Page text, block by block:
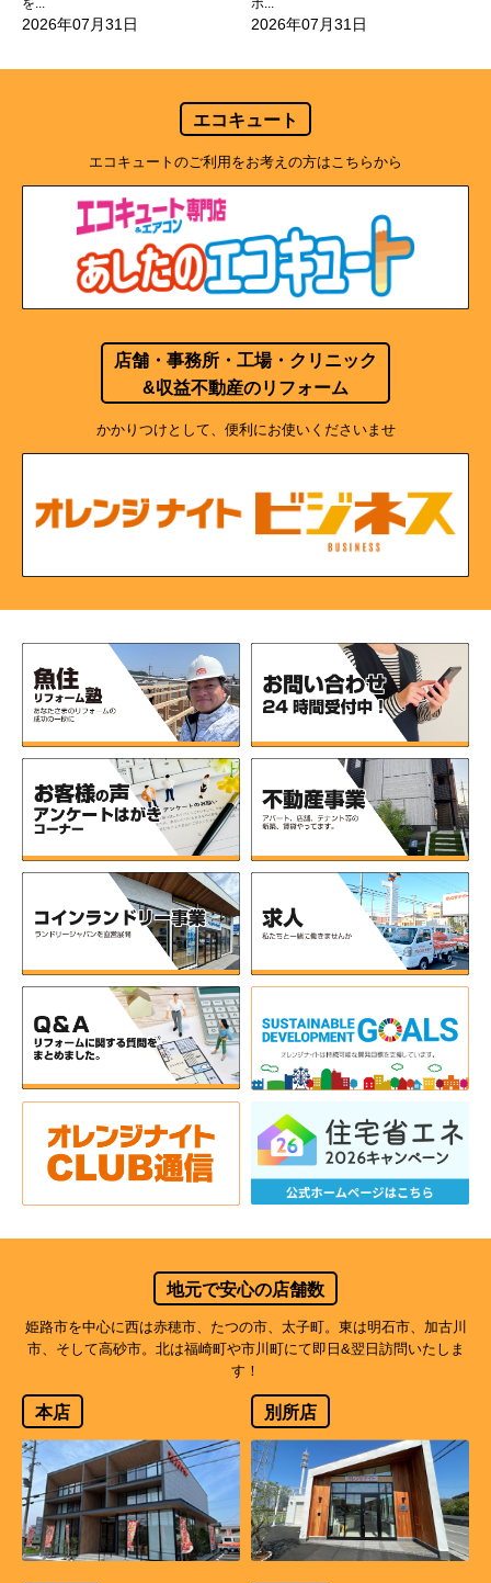
を...
2026年07月31日 2026年07月31日
エコキュート
エコキュートのご利用をお考えの方はこちらから
店舗・事務所・工場・クリニック
&収益不動産のリフォーム
かかりつけとして、便利にお使いくださいませ
地元で安心の店舗数
姫路市を中心に西は赤穂市、たつの市、太子町。東は明石市、加古川
市、そして高砂市。北は福崎町や市川町にて即日&翌日訪問いたしま
す！
本店 別所店